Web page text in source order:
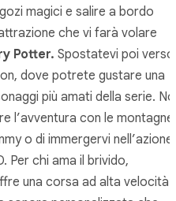
magici e salire a bordo
che vi farà volare
Potter. Spostatevi poi verso
dove potrete gustare una
più amati della serie.
l’avventura con le montagne
o di immergervi nell’azione
Per chi ama il brivido,
una corsa ad alta velocità